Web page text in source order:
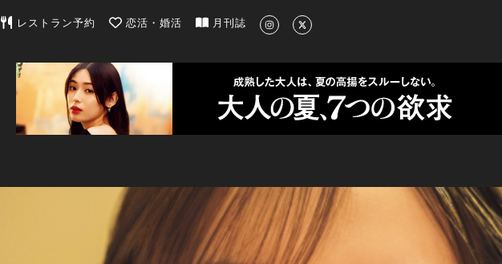
東京カレンダー | 最新のグルメ、洗練されたライフスタイル情報
レストラン予約 恋活・婚活 月刊誌